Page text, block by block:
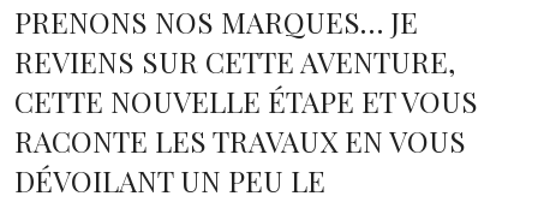
PRENONS NOS MARQUES… JE
REVIENS SUR CETTE AVENTURE,
CETTE NOUVELLE ÉTAPE ET VOUS
RACONTE LES TRAVAUX EN VOUS
DÉVOILANT UN PEU LE